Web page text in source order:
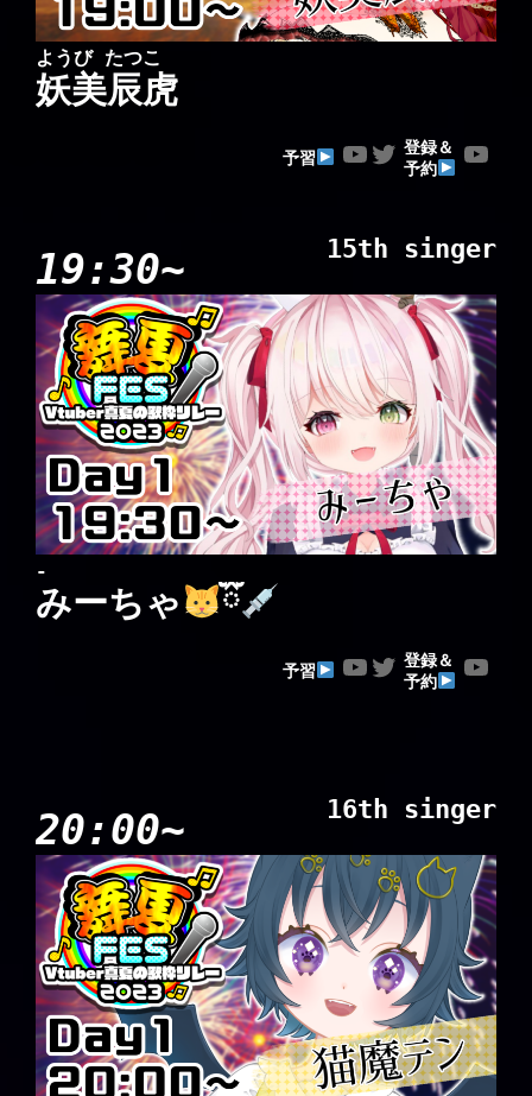
ようび たつこ
妖美辰虎
予習 YouTube Twitter
登録＆
予約
YouTube
19:30~ 15th singer
-
みーちゃ ྀི
予習 YouTube Twitter
登録＆
予約
YouTube
20:00~ 16th singer